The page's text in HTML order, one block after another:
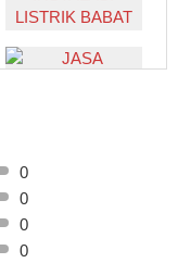
0
0
0
0